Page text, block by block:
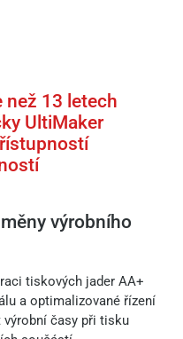
než 13 letech
UltiMaker
výrobního
tiskových jader AA+
a optimalizované řízení
výrobní časy při tisku